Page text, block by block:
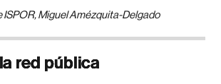
ISPOR, Miguel Amézquita-Delgado
red pública